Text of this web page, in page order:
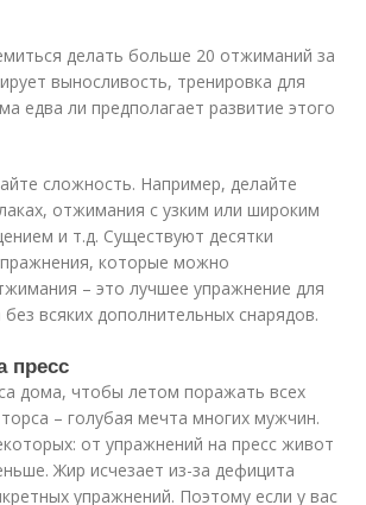
делать больше 20 отжиманий за
выносливость, тренировка для
едва ли предполагает развитие этого
сложность. Например, делайте
отжимания с узким или широким
и т.д. Существуют десятки
которые можно
– это лучшее упражнение для
всяких дополнительных снарядов.
пресс
дома, чтобы летом поражать всех
– голубая мечта многих мужчин.
от упражнений на пресс живот
Жир исчезает из-за дефицита
упражнений. Поэтому если у вас